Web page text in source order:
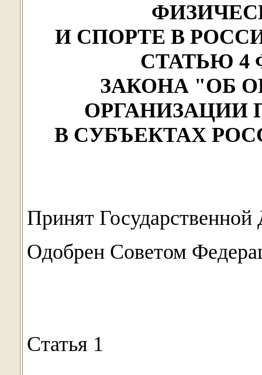
И СПОРТЕ В
СТАТЬЮ 4
ЗАКОНА "ОБ
ОРГАНИЗАЦИИ
В СУБЪЕКТАХ
Принят
Одобрен Советом
Статья 1